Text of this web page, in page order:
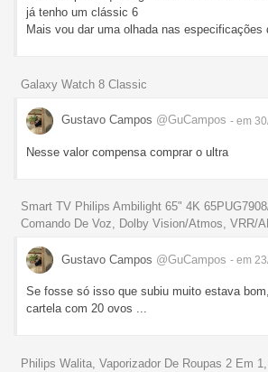
já tenho um clássic 6
Mais vou dar uma olhada nas especificações
Galaxy Watch 8 Classic
Gustavo Campos @GuCampos - em
Nesse valor compensa comprar o ultra
Smart TV Philips Ambilight 65" 4K
Comando De Voz, Dolby Vision/Atmos, VRR/
Gustavo Campos @GuCampos - em
Se fosse só isso que subiu muito estava
cartela com 20 ovos ...
Philips Walita, Vaporizador De Roupas 2 Em